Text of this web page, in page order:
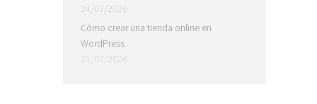
24/07/2026
Cómo crear una tienda online en
WordPress
21/07/2026